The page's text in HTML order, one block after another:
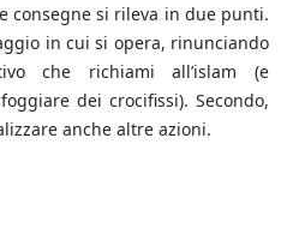
si rileva in due punti.
in cui si opera, rinunciando
che richiami all’islam (e
dei crocifissi). Secondo,
anche altre azioni.